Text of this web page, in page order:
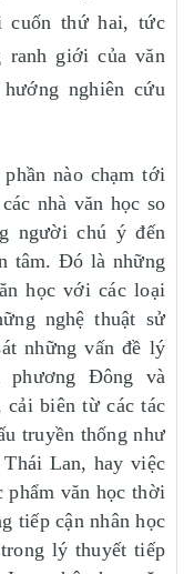
cuốn thứ hai, tức
ranh giới của văn
nghiên cứu
nào chạm tới
nhà văn học so
người chú ý đến
tâm. Đó là những
học với các loại
nghệ thuật sử
những vấn đề lý
Đông và
cải biên từ các tác
truyền thống như
Lan, hay việc
phẩm văn học thời
tiếp cận nhân học
lý thuyết tiếp